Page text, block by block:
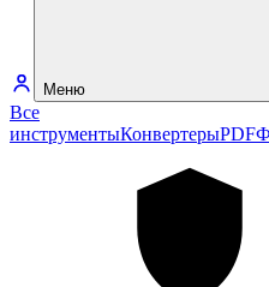
Меню
Все
инструментыКонвертерыPDF